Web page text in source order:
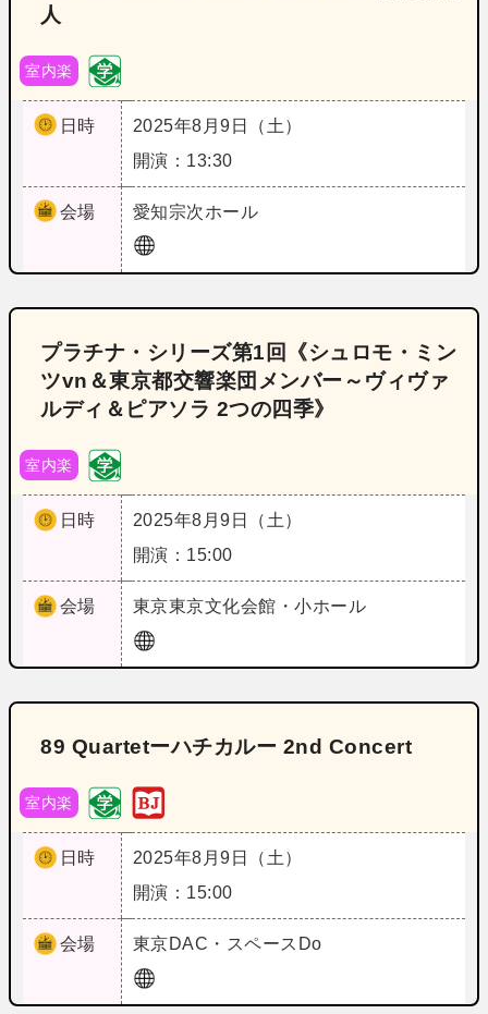
人
室内楽
日時
2025年8月9日（土）
開演：13:30
会場 愛知宗次ホール
プラチナ・シリーズ第1回《シュロモ・ミン
ツvn＆東京都交響楽団メンバー～ヴィヴァ
ルディ＆ピアソラ 2つの四季》
室内楽
日時
2025年8月9日（土）
開演：15:00
会場 東京東京文化会館・小ホール
89 Quartetーハチカルー 2nd Concert
室内楽
日時
2025年8月9日（土）
開演：15:00
会場 東京DAC・スペースDo